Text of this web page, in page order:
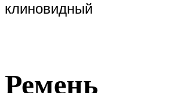
клиновидный
Ремень